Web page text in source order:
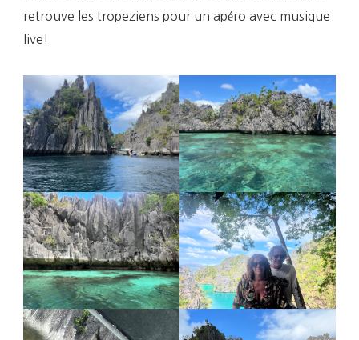
retrouve les tropeziens pour un apéro avec musique
live!